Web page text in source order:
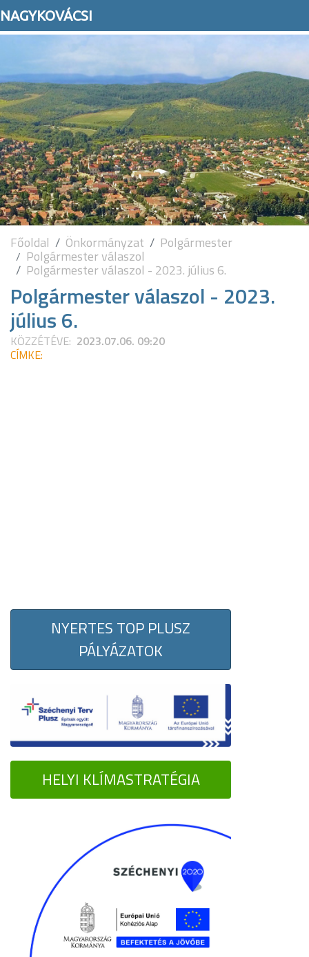
NAGYKOVÁCSI
Főoldal Önkormányzat Polgármester
Polgármester válaszol
Polgármester válaszol - 2023. július 6.
Polgármester válaszol - 2023.
július 6.
KÖZZÉTÉVE: 2023.07.06. 09:20
CÍMKE:
NYERTES TOP PLUSZ
PÁLYÁZATOK
HELYI KLÍMASTRATÉGIA